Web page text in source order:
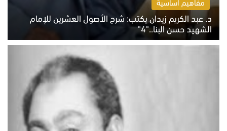
د. عبد الكريم زيدان يكتب: شرح الأصول العشرين للإمام
الشهيد حسن البنا.."4"
الخميس 6 أغسطس 2026 10:27 ص